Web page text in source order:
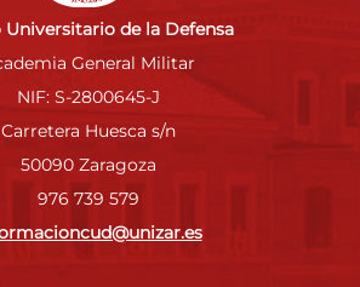
Universitario de la Defensa
General Militar
NIF: S-2800645-J
Carretera Huesca s/n
50090 Zaragoza
976 739 579